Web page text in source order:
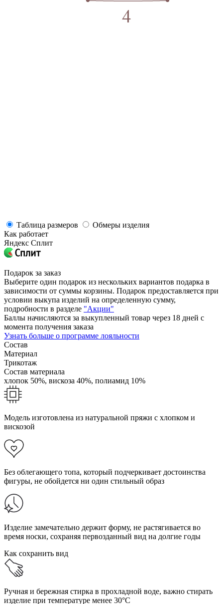
Таблица размеров
Обмеры изделия
Как работает
Яндекс Сплит
Подарок за заказ
Выберите один подарок из нескольких вариантов подарка в
зависимости от суммы корзины. Подарок предоставляется при
условии выкупа изделий на определенную сумму,
подробности в разделе "Акции"
Баллы начисляются за выкупленный товар через 18 дней с
момента получения заказа
Узнать больше о программе лояльности
Состав
Материал
Трикотаж
Состав материала
хлопок 50%, вискоза 40%, полиамид 10%
Модель изготовлена из натуральной пряжи с хлопком и
вискозой
Без облегающего топа, который подчеркивает достоинства
фигуры, не обойдется ни один стильный образ
Изделие замечательно держит форму, не растягивается во
время носки, сохраняя первозданный вид на долгие годы
Как сохранить вид
Ручная и бережная стирка в прохладной воде, важно стирать
изделие при температуре менее 30°C